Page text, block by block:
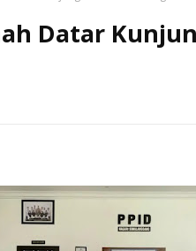
Datar